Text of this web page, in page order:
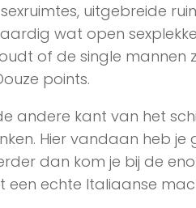
uitgebreide
wat open
of de single mannen
points.
andere kant van het
Hier vandaan heb
dan kom je bij de
echte Italiaanse